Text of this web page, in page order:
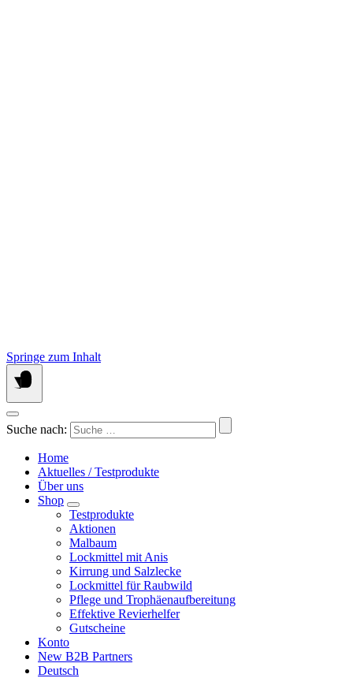
Springe zum Inhalt
Suche nach:
Home
Aktuelles / Testprodukte
Über uns
Shop
Testprodukte
Aktionen
Malbaum
Lockmittel mit Anis
Kirrung und Salzlecke
Lockmittel für Raubwild
Pflege und Trophäenaufbereitung
Effektive Revierhelfer
Gutscheine
Konto
New B2B Partners
Deutsch